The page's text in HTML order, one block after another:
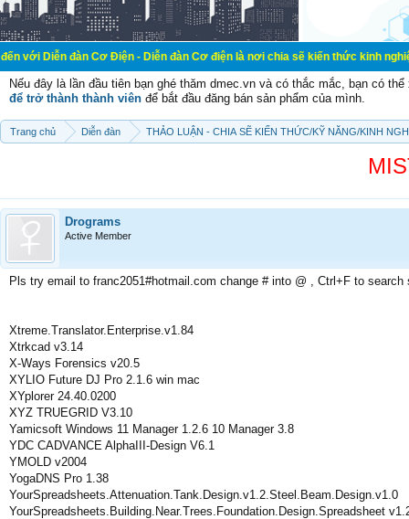
đàn Cơ Điện - Diễn đàn Cơ điện là nơi chia sẽ kiến thức kinh nghiệm trong
Nếu đây là lần đầu tiên bạn ghé thăm dmec.vn và có thắc mắc, bạn có
để trở thành thành viên để bắt đầu đăng bán sản phẩm của mình.
Trang chủ Diễn đàn THẢO LUẬN - CHIA SẼ KIẾN THỨC/KỸ NĂNG/KINH
Drograms
Active Member
Pls try email to franc2051#hotmail.com change # into @ , Ctrl+F to search
Xtreme.Translator.Enterprise.v1.84
Xtrkcad v3.14
X-Ways Forensics v20.5
XYLIO Future DJ Pro 2.1.6 win mac
XYplorer 24.40.0200
XYZ TRUEGRID V3.10
Yamicsoft Windows 11 Manager 1.2.6 10 Manager 3.8
YDC CADVANCE AlphaIII-Design V6.1
YMOLD v2004
YogaDNS Pro 1.38
YourSpreadsheets.Attenuation.Tank.Design.v1.2.Steel.Beam.Design.v1.0
YourSpreadsheets.Building.Near.Trees.Foundation.Design.Spreadsheet